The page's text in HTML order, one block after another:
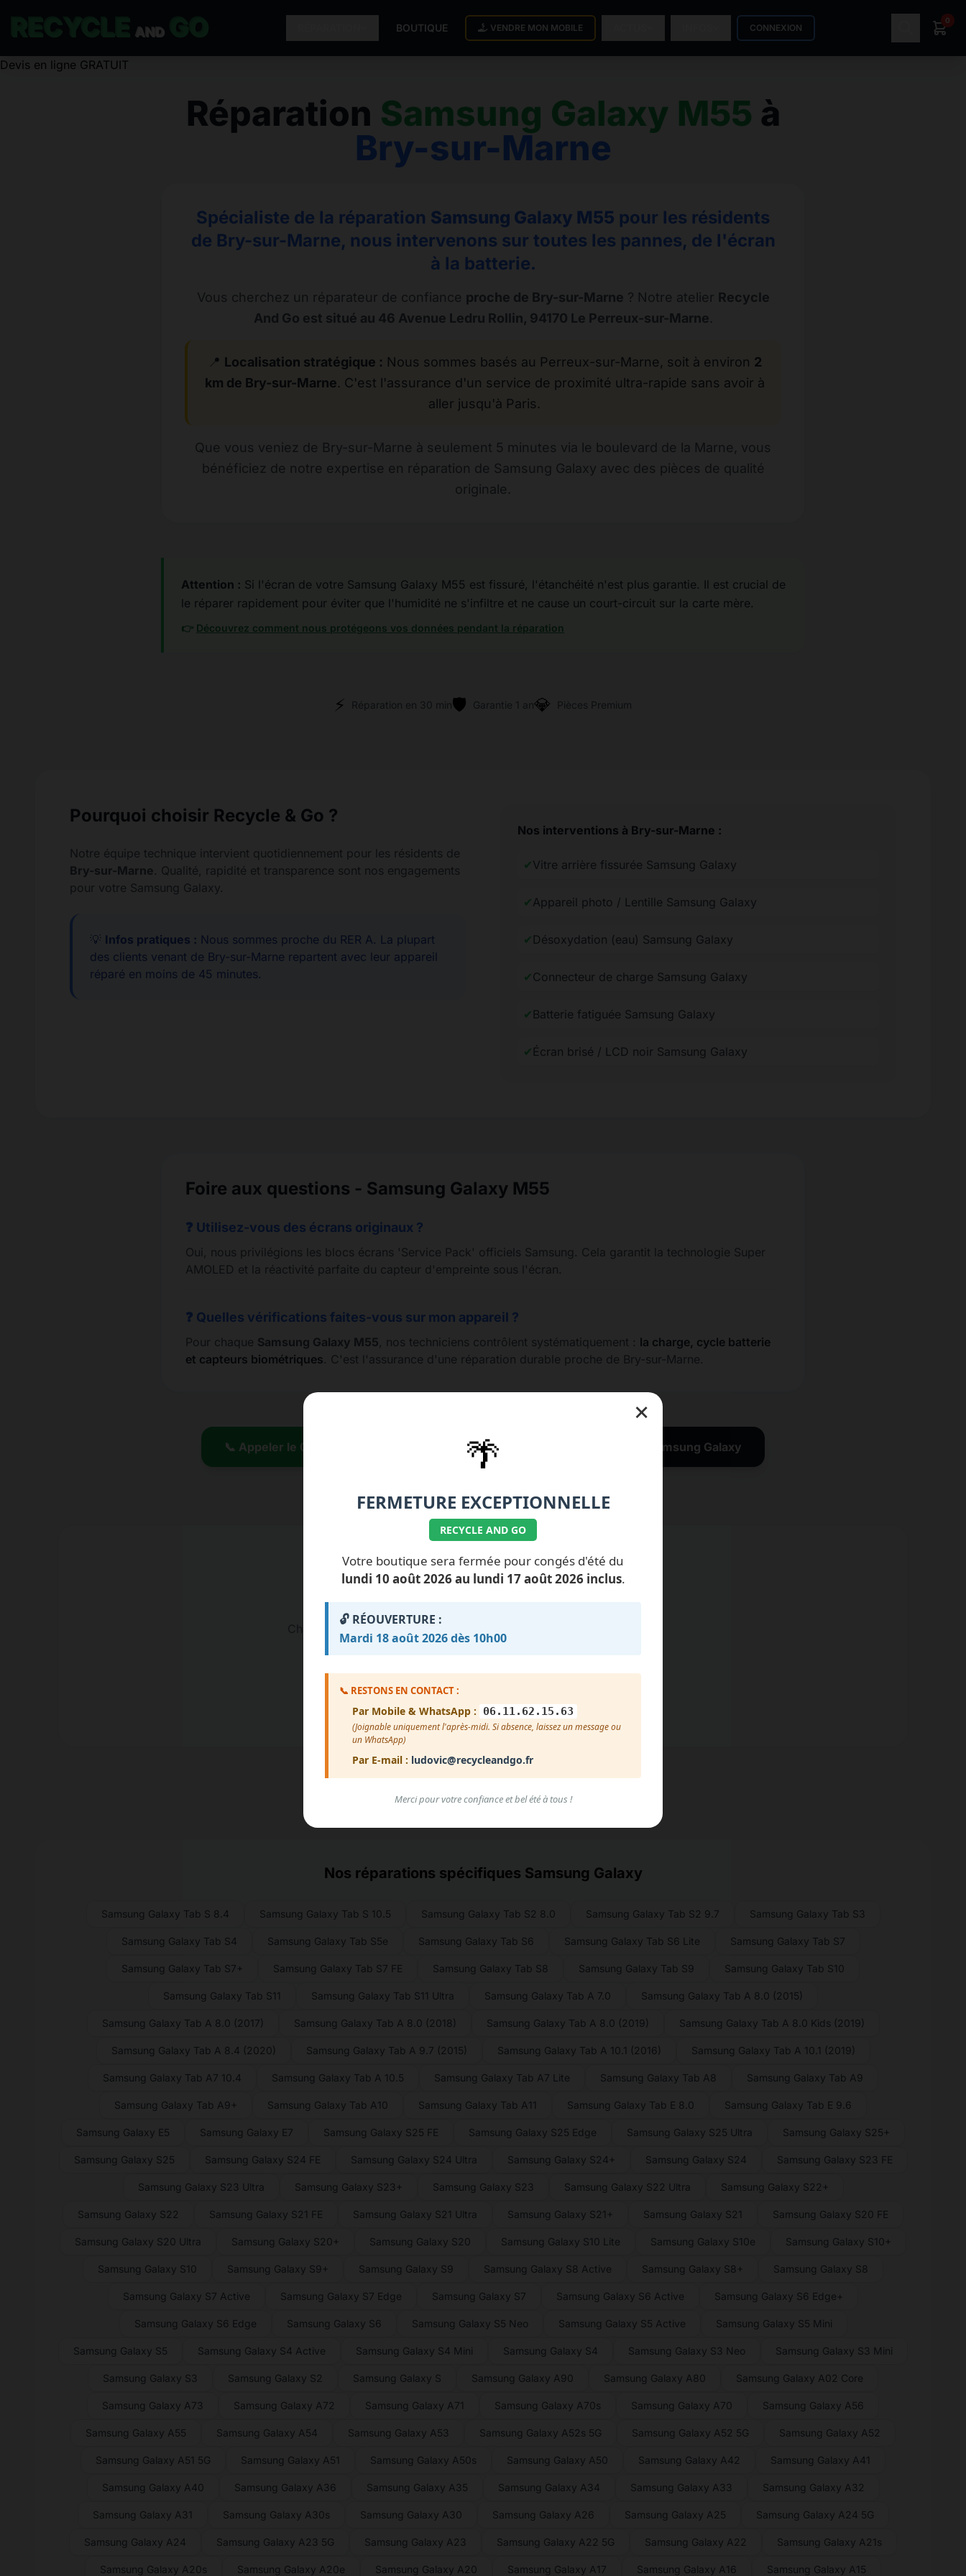
AND BOUTIQUE VENDRE MON MOBILE CONNEXION
0
Réparation Samsung Galaxy M55 à
Bry-sur-Marne
Spécialiste de la réparation Samsung Galaxy M55 pour les résidents
de Bry-sur-Marne, nous intervenons sur toutes les pannes, de l'écran
à la batterie.
Vous cherchez un réparateur de confiance proche de Bry-sur-Marne ? Notre atelier Recycle
And Go est situé au 46 Avenue Ledru Rollin, 94170 Le Perreux-sur-Marne.
📍 Localisation stratégique : Nous sommes basés au Perreux-sur-Marne, soit à environ 2
km de Bry-sur-Marne. C'est l'assurance d'un service de proximité ultra-rapide sans avoir à
aller jusqu'à Paris.
Que vous veniez de Bry-sur-Marne à seulement 5 minutes via le boulevard de la Marne, vous
bénéficiez de notre expertise en réparation de Samsung Galaxy avec des pièces de qualité
originale.
Attention : Si l'écran de votre Samsung Galaxy M55 est fissuré, l'étanchéité n'est plus garantie. Il est crucial de
le réparer rapidement pour éviter que l'humidité ne s'infiltre et ne cause un court-circuit sur la carte mère.
👉 Découvrez comment nous protégeons vos données pendant la réparation
⚡ Réparation en 30 min🛡️ Garantie 1 an💎 Pièces Premium
Pourquoi choisir Recycle & Go ?
Notre équipe technique intervient quotidiennement pour les résidents de
Bry-sur-Marne. Qualité, rapidité et transparence sont nos engagements
pour votre Samsung Galaxy.
💡 Infos pratiques : Nous sommes proche du RER A. La plupart
des clients venant de Bry-sur-Marne repartent avec leur appareil
réparé en moins de 45 minutes.
Nos interventions à Bry-sur-Marne :
✔Vitre arrière fissurée Samsung Galaxy
✔Appareil photo / Lentille Samsung Galaxy
✔ Désoxydation (eau) Samsung Galaxy
✔Connecteur de charge Samsung Galaxy
✔ Batterie fatiguée Samsung Galaxy
✔ Écran brisé / LCD noir Samsung Galaxy
Foire aux questions - Samsung Galaxy M55
❓ Utilisez-vous des écrans originaux ?
Oui, nous privilégions les blocs écrans 'Service Pack' officiels Samsung. Cela garantit la technologie Super
AMOLED et la réactivité parfaite du capteur d'empreinte sous l'écran.
❓ Quelles vérifications faites-vous sur mon appareil ?
Pour chaque Samsung Galaxy M55, nos techniciens contrôlent systématiquement : la charge, cycle batterie
et capteurs biométriques. C'est l'assurance d'une réparation durable proche de Bry-sur-Marne.
📞 Appeler le 01.77.99.07.92 / 06.11.62.15.63 💰 Nos tarifs réparation Samsung Galaxy
ILS NOUS FONTCONFIANCE
Chargement des avis...
Voir plus d'avis
Nos réparations spécifiques Samsung Galaxy
Samsung Galaxy Tab S 8.4 Samsung Galaxy Tab S 10.5 Samsung Galaxy Tab S2 8.0 Samsung Galaxy Tab S2 9.7 Samsung Galaxy Tab S3
Samsung Galaxy Tab S4 Samsung Galaxy Tab S5e Samsung Galaxy Tab S6 Samsung Galaxy Tab S6 Lite Samsung Galaxy Tab S7
Samsung Galaxy Tab S7+ Samsung Galaxy Tab S7 FE Samsung Galaxy Tab S8 Samsung Galaxy Tab S9 Samsung Galaxy Tab S10
Samsung Galaxy Tab S11 Samsung Galaxy Tab S11 Ultra Samsung Galaxy Tab A 7.0 Samsung Galaxy Tab A 8.0 (2015)
Samsung Galaxy Tab A 8.0 (2017) Samsung Galaxy Tab A 8.0 (2018) Samsung Galaxy Tab A 8.0 (2019) Samsung Galaxy Tab A 8.0 Kids (2019)
Samsung Galaxy Tab A 8.4 (2020) Samsung Galaxy Tab A 9.7 (2015) Samsung Galaxy Tab A 10.1 (2016) Samsung Galaxy Tab A 10.1 (2019)
Samsung Galaxy Tab A7 10.4 Samsung Galaxy Tab A 10.5 Samsung Galaxy Tab A7 Lite Samsung Galaxy Tab A8 Samsung Galaxy Tab A9
Samsung Galaxy Tab A9+ Samsung Galaxy Tab A10 Samsung Galaxy Tab A11 Samsung Galaxy Tab E 8.0 Samsung Galaxy Tab E 9.6
Samsung Galaxy E5 Samsung Galaxy E7 Samsung Galaxy S25 FE Samsung Galaxy S25 Edge Samsung Galaxy S25 Ultra Samsung Galaxy S25+
Samsung Galaxy S25 Samsung Galaxy S24 FE Samsung Galaxy S24 Ultra Samsung Galaxy S24+ Samsung Galaxy S24 Samsung Galaxy S23 FE
Samsung Galaxy S23 Ultra Samsung Galaxy S23+ Samsung Galaxy S23 Samsung Galaxy S22 Ultra Samsung Galaxy S22+
Samsung Galaxy S22 Samsung Galaxy S21 FE Samsung Galaxy S21 Ultra Samsung Galaxy S21+ Samsung Galaxy S21 Samsung Galaxy S20 FE
Samsung Galaxy S20 Ultra Samsung Galaxy S20+ Samsung Galaxy S20 Samsung Galaxy S10 Lite Samsung Galaxy S10e Samsung Galaxy S10+
Samsung Galaxy S10 Samsung Galaxy S9+ Samsung Galaxy S9 Samsung Galaxy S8 Active Samsung Galaxy S8+ Samsung Galaxy S8
Samsung Galaxy S7 Active Samsung Galaxy S7 Edge Samsung Galaxy S7 Samsung Galaxy S6 Active Samsung Galaxy S6 Edge+
Samsung Galaxy S6 Edge Samsung Galaxy S6 Samsung Galaxy S5 Neo Samsung Galaxy S5 Active Samsung Galaxy S5 Mini
Samsung Galaxy S5 Samsung Galaxy S4 Active Samsung Galaxy S4 Mini Samsung Galaxy S4 Samsung Galaxy S3 Neo Samsung Galaxy S3 Mini
Samsung Galaxy S3 Samsung Galaxy S2 Samsung Galaxy S Samsung Galaxy A90 Samsung Galaxy A80 Samsung Galaxy A02 Core
Samsung Galaxy A73 Samsung Galaxy A72 Samsung Galaxy A71 Samsung Galaxy A70s Samsung Galaxy A70 Samsung Galaxy A56
Samsung Galaxy A55 Samsung Galaxy A54 Samsung Galaxy A53 Samsung Galaxy A52s 5G Samsung Galaxy A52 5G Samsung Galaxy A52
Samsung Galaxy A51 5G Samsung Galaxy A51 Samsung Galaxy A50s Samsung Galaxy A50 Samsung Galaxy A42 Samsung Galaxy A41
Samsung Galaxy A40 Samsung Galaxy A36 Samsung Galaxy A35 Samsung Galaxy A34 Samsung Galaxy A33 Samsung Galaxy A32
Samsung Galaxy A31 Samsung Galaxy A30s Samsung Galaxy A30 Samsung Galaxy A26 Samsung Galaxy A25 Samsung Galaxy A24 5G
Samsung Galaxy A24 Samsung Galaxy A23 5G Samsung Galaxy A23 Samsung Galaxy A22 5G Samsung Galaxy A22 Samsung Galaxy A21s
Samsung Galaxy A20s Samsung Galaxy A20e Samsung Galaxy A20 Samsung Galaxy A17 Samsung Galaxy A16 Samsung Galaxy A15
×
🌴
FERMETURE EXCEPTIONNELLE
RECYCLE AND GO
Votre boutique sera fermée pour congés d'été du
lundi 10 août 2026 au lundi 17 août 2026 inclus.
🔓 RÉOUVERTURE :
Mardi 18 août 2026 dès 10h00
📞 RESTONS EN CONTACT :
Par Mobile & WhatsApp : 06.11.62.15.63
(Joignable uniquement l'après-midi. Si absence, laissez un message ou
un WhatsApp)
Par E-mail : ludovic@recycleandgo.fr
Merci pour votre confiance et bel été à tous !